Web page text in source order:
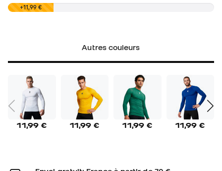
0,00 €+11,99 €
Autres couleurs
11,99 € 11,99 € 11,99 € 11,99 €